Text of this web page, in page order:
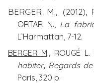
BERGER M., (2012),
ORTAR N., La
L’Harmattan, 7-12.
BERGER M., ROUGÉ
habiter, Regards
Paris, 320 p.